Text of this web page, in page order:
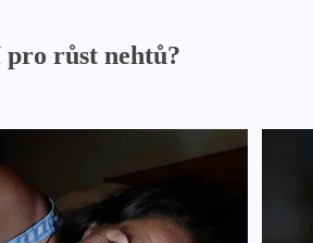
růst nehtů?